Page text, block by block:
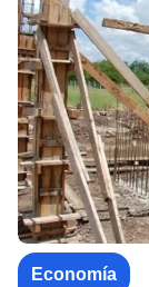
Economía